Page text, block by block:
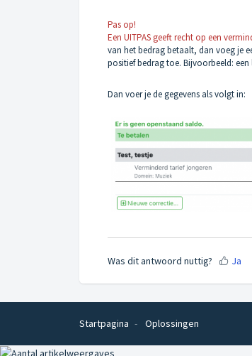
Pas op!
Een UITPAS geeft recht op een
van het bedrag betaalt, dan voeg je
positief bedrag toe. Bijvoorbeeld:
Dan voer je de gegevens als volgt in:
Was dit antwoord nuttig? Ja
Startpagina Oplossingen